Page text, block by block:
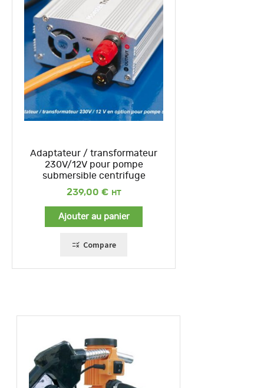
Adaptateur / transformateur
230V/12V pour pompe
submersible centrifuge
239,00 €
Ajouter au panier
Compare